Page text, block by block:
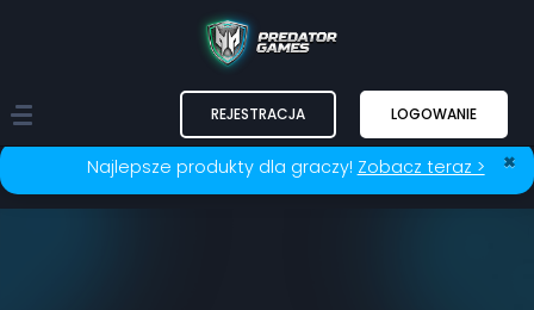
REJESTRACJA LOGOWANIE
×
Najlepsze produkty dla graczy! Zobacz teraz >